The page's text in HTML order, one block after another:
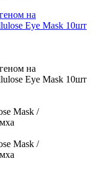
на
Eye Mask 10шт
на
Eye Mask 10шт
Mask /
Mask /